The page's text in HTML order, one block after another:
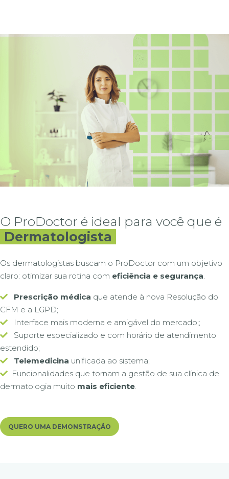
O ProDoctor é ideal para você que é
Dermatologista
Os dermatologistas buscam o ProDoctor com um objetivo
claro: otimizar sua rotina com eficiência e segurança.
Prescrição médica que atende à nova Resolução do
CFM e a LGPD;
Interface mais moderna e amigável do mercado;;
Suporte especializado e com horário de atendimento
estendido;
Telemedicina unificada ao sistema;
Funcionalidades que tornam a gestão de sua clínica de
dermatologia muito mais eficiente.
QUERO UMA DEMONSTRAÇÃO